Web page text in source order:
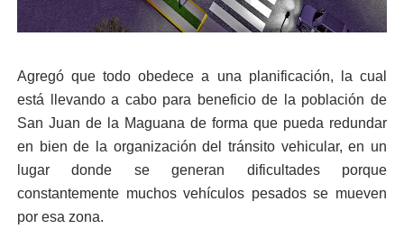
Agregó que todo obedece a una planificación, la cual
está llevando a cabo para beneficio de la población de
San Juan de la Maguana de forma que pueda redundar
en bien de la organización del tránsito vehicular, en un
lugar donde se generan dificultades porque
constantemente muchos vehículos pesados se mueven
por esa zona.